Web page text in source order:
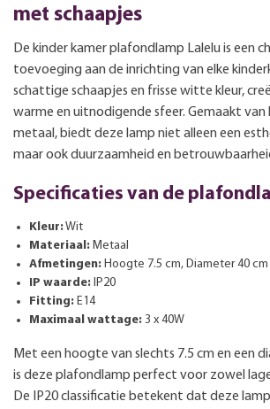
met schaapjes
De kinder kamer plafondlamp Lalelu is een
toevoeging aan de inrichting van elke
schattige schaapjes en frisse witte kleur,
warme en uitnodigende sfeer. Gemaakt
metaal, biedt deze lamp niet alleen een
maar ook duurzaamheid en
Specificaties van de
Kleur:Wit
Materiaal: Metaal
Afmetingen: Hoogte 7.5 cm, Diameter 40 cm
IP waarde: IP20
Fitting: E14
Maximaal wattage: 3 x 40W
Met een hoogte van slechts 7.5 cm en een
is deze plafondlamp perfect voor zowel
De IP20 classificatie betekent dat deze